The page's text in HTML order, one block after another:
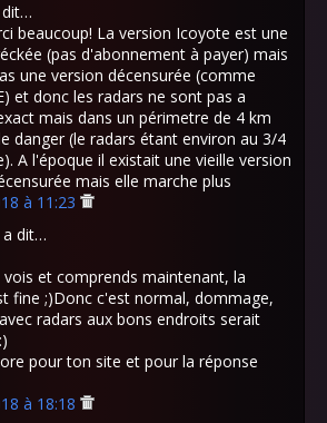
beaucoup! La version Icoyote est une
(pas d'abonnement à payer) mais
une version décensurée (comme
et donc les radars ne sont pas a
mais dans un périmetre de 4 km
danger (le radars étant environ au 3/4
A l'époque il existait une vieille version
mais elle marche plus
à 11:23
a dit…
et comprends maintenant, la
fine ;)Donc c'est normal, dommage,
radars aux bons endroits serait
pour ton site et pour la réponse
à 18:18